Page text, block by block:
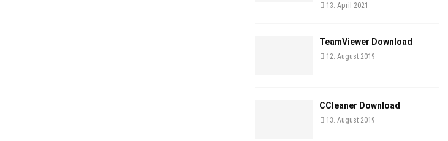
13. April 2021
TeamViewer Download
12. August 2019
CCleaner Download
13. August 2019